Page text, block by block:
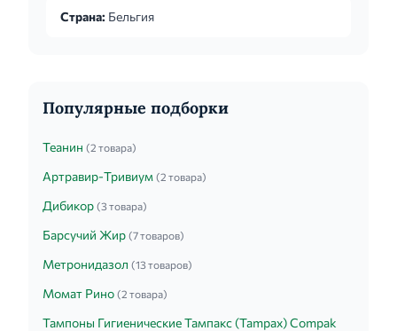
Страна: Бельгия
Популярные подборки
Теанин (2 товара)
Артравир-Тривиум (2 товара)
Дибикор (3 товара)
Барсучий Жир (7 товаров)
Метронидазол (13 товаров)
Момат Рино (2 товара)
Тампоны Гигиенические Тампакс (Tampax) Compak